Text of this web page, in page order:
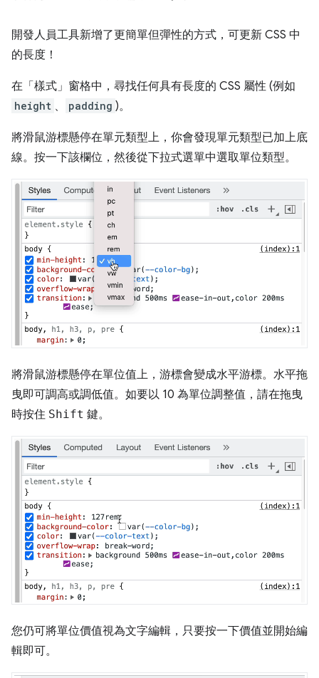
開發人員工具新增了更簡單但彈性的方式，可更新 CSS 中
的長度！
在「樣式」 窗格中，尋找任何具有長度的 CSS 屬性 (例如
height 、 padding )。
將滑鼠游標懸停在單元類型上，你會發現單元類型已加上底
線。按一下該欄位，然後從下拉式選單中選取單位類型。
將滑鼠游標懸停在單位值上，游標會變成水平游標。水平拖
曳即可調高或調低值。如要以 10 為單位調整值，請在拖曳
時按住 Shift 鍵。
您仍可將單位價值視為文字編輯，只要按一下價值並開始編
輯即可。